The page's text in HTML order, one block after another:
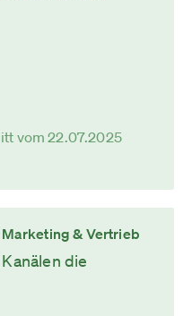
vom 22.07.2025
& Vertrieb
die